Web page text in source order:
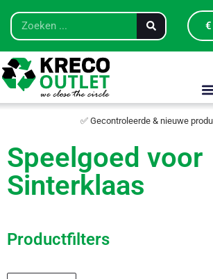
€
✅ Gecontroleerde & nieuwe
Speelgoed voor
Sinterklaas
Productfilters